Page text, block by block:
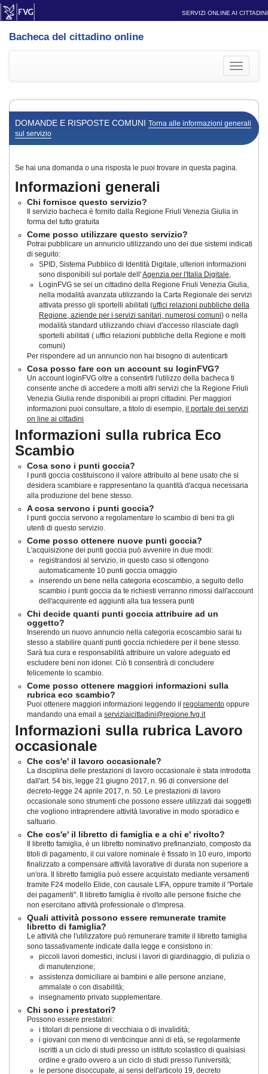
SERVIZI ONLINE AI CITTADINI
Bacheca del cittadino online
Toggle
DOMANDE E RISPOSTE COMUNI Torna alle informazioni generali
sul servizio
Se hai una domanda o una risposta le puoi trovare in questa pagina.
Informazioni generali
Chi fornisce questo servizio?
Il servizio bacheca è fornito dalla Regione Friuli Venezia Giulia in
forma del tutto gratuita
Come posso utilizzare questo servizio?
Potrai pubblicare un annuncio utilizzando uno dei due sistemi indicati
di seguito:
SPID, Sistema Pubblico di Identità Digitale, ulteriori informazioni
sono disponibili sul portale dell'Agenzia per l'Italia Digitale,
LoginFVG se sei un cittadino della Regione Friuli Venezia Giulia,
nella modalità avanzata utilizzando la Carta Regionale dei servizi
attivata presso gli sportelli abilitati (uffici relazioni pubbliche della
Regione, aziende per i servizi sanitari, numerosi comuni) o nella
modalità standard utilizzando chiavi d'accesso rilasciate dagli
sportelli abilitati ( uffici relazioni pubbliche della Regione e molti
comuni)
Per rispondere ad un annuncio non hai bisogno di autenticarti
Cosa posso fare con un account su loginFVG?
Un account loginFVG oltre a consentirti l'utilizzo della bacheca ti
consente anche di accedere a molti altri servizi che la Regione Friuli
Venezia Giulia rende disponibili ai propri cittadini. Per maggiori
informazioni puoi consultare, a titolo di esempio, il portale dei servizi
on line ai cittadini
Informazioni sulla rubrica Eco
Scambio
Cosa sono i punti goccia?
I punti goccia costituiscono il valore attribuito al bene usato che si
desidera scambiare e rappresentano la quantità d'acqua necessaria
alla produzione del bene stesso.
A cosa servono i punti goccia?
I punti goccia servono a regolamentare lo scambio di beni tra gli
utenti di questo servizio.
Come posso ottenere nuove punti goccia?
L'acquisizione dei punti goccia può avvenire in due modi:
registrandosi al servizio, in questo caso si ottengono
automaticamente 10 punti goccia omaggio
inserendo un bene nella categoria ecoscambio, a seguito dello
scambio i punti goccia da te richiesti verranno rimossi dall'account
dell'acquirente ed aggiunti alla tua tessera punti
Chi decide quanti punti goccia attribuire ad un
oggetto?
Inserendo un nuovo annuncio nella categoria ecoscambio sarai tu
stesso a stabilire quanti punti goccia richiedere per il bene stesso.
Sarà tua cura e responsabilità attribuire un valore adeguato ed
escludere beni non idonei. Ciò ti consentirà di concludere
felicemente lo scambio.
Come posso ottenere maggiori informazioni sulla
rubrica eco scambio?
Puoi ottenere maggiori informazioni leggendo il regolamento oppure
mandando una email a serviziaicittadini@regione.fvg.it
Informazioni sulla rubrica Lavoro
occasionale
Che cos'e' il lavoro occasionale?
La disciplina delle prestazioni di lavoro occasionale è stata introdotta
dall'art. 54 bis, legge 21 giugno 2017, n. 96 di conversione del
decreto-legge 24 aprile 2017, n. 50. Le prestazioni di lavoro
occasionale sono strumenti che possono essere utilizzati dai soggetti
che vogliono intraprendere attività lavorative in modo sporadico e
saltuario.
Che cos'e' il libretto di famiglia e a chi e' rivolto?
Il libretto famiglia, è un libretto nominativo prefinanziato, composto da
titoli di pagamento, il cui valore nominale è fissato in 10 euro, importo
finalizzato a compensare attività lavorative di durata non superiore a
un'ora. Il libretto famiglia può essere acquistato mediante versamenti
tramite F24 modello Elide, con causale LIFA, oppure tramite il "Portale
dei pagamenti". Il libretto famiglia è rivolto alle persone fisiche che
non esercitano attività professionale o d'impresa.
Quali attività possono essere remunerate tramite
libretto di famiglia?
Le attività che l'utilizzatore può remunerare tramite il libretto famiglia
sono tassativamente indicate dalla legge e consistono in:
piccoli lavori domestici, inclusi i lavori di giardinaggio, di pulizia o
di manutenzione;
assistenza domiciliare ai bambini e alle persone anziane,
ammalate o con disabilità;
insegnamento privato supplementare.
Chi sono i prestatori?
Possono essere prestatori:
i titolari di pensione di vecchiaia o di invalidità;
i giovani con meno di venticinque anni di età, se regolarmente
iscritti a un ciclo di studi presso un istituto scolastico di qualsiasi
ordine e grado ovvero a un ciclo di studi presso l'università;
le persone disoccupate, ai sensi dell'articolo 19, decreto